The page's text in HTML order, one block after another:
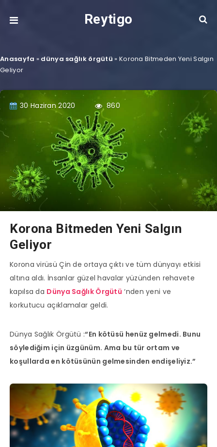
Reytigo
Anasayfa » dünya sağlık örgütü » Korona Bitmeden Yeni Salgın
Geliyor
30 Haziran 2020 860
Korona Bitmeden Yeni Salgın
Geliyor
Korona virüsü Çin de ortaya çıktı ve tüm dünyayı etkisi
altına aldı. İnsanlar güzel havalar yüzünden rehavete
kapılsa da Dünya Sağlık Örgütü ‘nden yeni ve
korkutucu açıklamalar geldi.
Dünya Sağlık Örgütü :“En kötüsü henüz gelmedi. Bunu
söylediğim için üzgünüm. Ama bu tür ortam ve
koşullarda en kötüsünün gelmesinden endişeliyiz.”